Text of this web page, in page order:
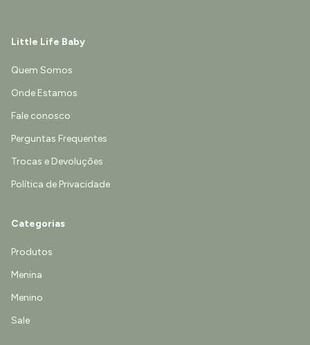
Little Life Baby
Quem Somos
Onde Estamos
Fale conosco
Perguntas Frequentes
Trocas e Devoluções
Política de Privacidade
Categorias
Produtos
Menina
Menino
Sale